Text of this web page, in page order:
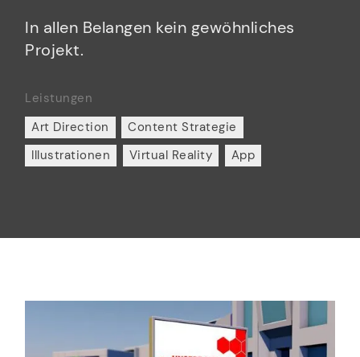
In allen Belangen kein gewöhnliches
Projekt.
Leistungen
Art Direction
Content Strategie
Illustrationen
Virtual Reality App